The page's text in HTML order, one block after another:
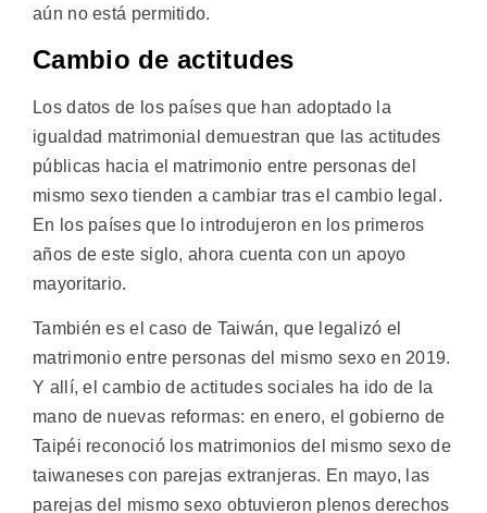
aún no está permitido.
Cambio de actitudes
Los datos de los países que han adoptado la
igualdad matrimonial demuestran que las actitudes
públicas hacia el matrimonio entre personas del
mismo sexo tienden a cambiar tras el cambio legal.
En los países que lo introdujeron en los primeros
años de este siglo, ahora cuenta con un apoyo
mayoritario.
También es el caso de Taiwán, que legalizó el
matrimonio entre personas del mismo sexo en 2019.
Y allí, el cambio de actitudes sociales ha ido de la
mano de nuevas reformas: en enero, el gobierno de
Taipéi reconoció los matrimonios del mismo sexo de
taiwaneses con parejas extranjeras. En mayo, las
parejas del mismo sexo obtuvieron plenos derechos